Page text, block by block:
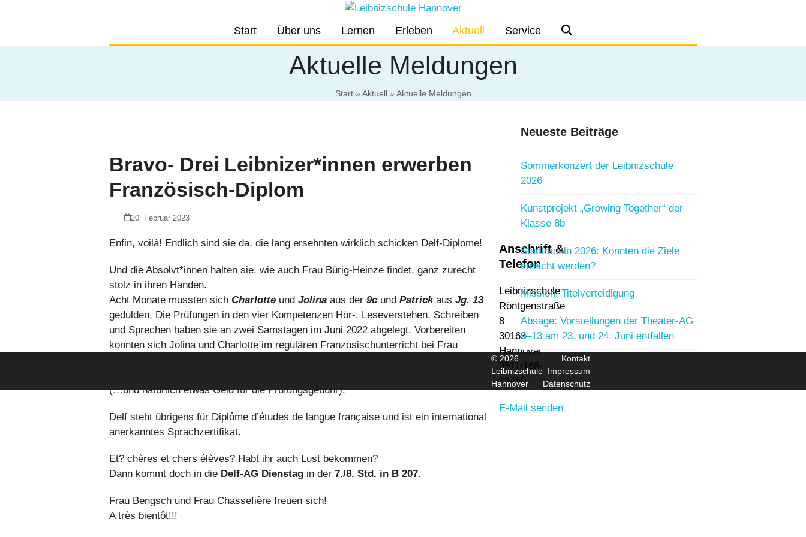
Start Über uns Lernen Erleben Aktuell Service
Aktuelle Meldungen
Start» Aktuell» Aktuelle Meldungen
Bravo- Drei Leibnizer*innen erwerben
Französisch-Diplom
20. Februar 2023
Enfin, voilà! Endlich sind sie da, die lang ersehnten wirklich schicken Delf-Diplome!
Und die Absolvt*innen halten sie, wie auch Frau Bürig-Heinze findet, ganz zurecht
stolz in ihren Händen.
Acht Monate mussten sich Charlotte und Jolina aus der 9c und Patrick aus Jg. 13
gedulden. Die Prüfungen in den vier Kompetenzen Hör-, Leseverstehen, Schreiben
und Sprechen haben sie an zwei Samstagen im Juni 2022 abgelegt. Vorbereiten
konnten sich Jolina und Charlotte im regulären Französischunterricht bei Frau
(…und natürlich etwas Geld für die Prüfungsgebühr).
Delf steht übrigens für Diplôme d’études de langue française und ist ein international
anerkanntes Sprachzertifikat.
Et? chères et chers élèves? Habt ihr auch Lust bekommen?
Dann kommt doch in die Delf-AG Dienstag in der 7./8. Std. in B 207.
Frau Bengsch und Frau Chassefière freuen sich!
A très bientôt!!!
Neueste Beiträge
Sommerkonzert der Leibnizschule
2026
Kunstprojekt „Growing Together“ der
Klasse 8b
Stadtradeln 2026: Konnten die Ziele
erreicht werden?
Mission: Titelverteidigung
Absage: Vorstellungen der Theater-AG
9–13 am 23. und 24. Juni entfallen
Anschrift &
Telefon
Leibnizschule
Röntgenstraße
8
30163
Hannover
0511/168-
43460
E-Mail senden
© 2026
Leibnizschule
Hannover
Kontakt
Impressum
Datenschutz